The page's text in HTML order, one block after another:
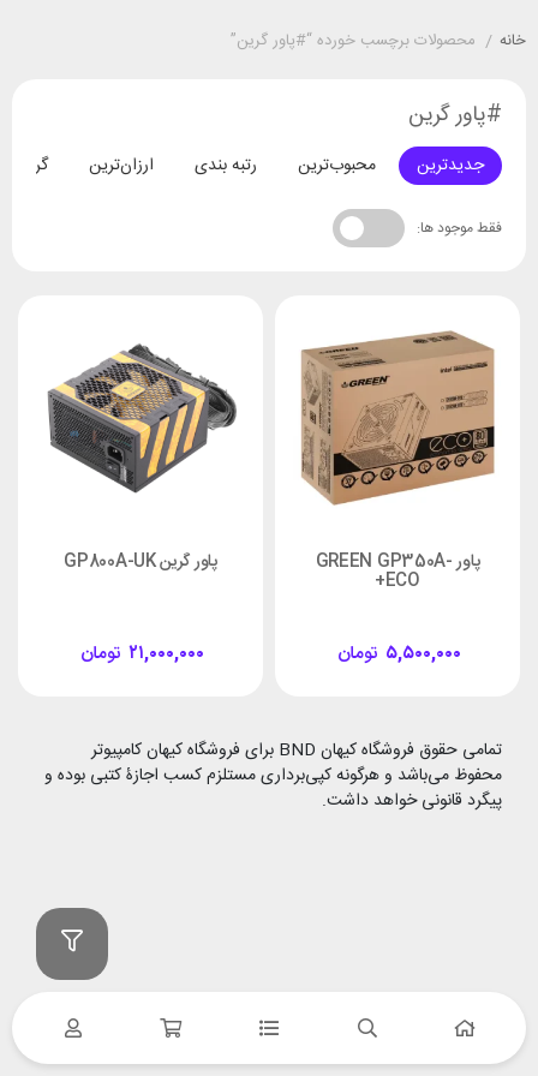
خانه / محصولات برچسب خورده “#پاور گرین”
#پاور گرین
جدیدترین محبوب‌ترین رتبه بندی ارزان‌ترین
فقط موجود ها:
پاور GREEN GP350A-
ECO+
تومان ۵,۵۰۰,۰۰۰
پاور گرین GP800A-UK
تومان ۲۱,۰۰۰,۰۰۰
تمامی حقوق فروشگاه کیهان BND برای فروشگاه کیهان کامپیوتر
محفوظ می‌باشد و هرگونه کپی‌برداری مستلزم کسب اجازۀ کتبی بوده و
پیگرد قانونی خواهد داشت.